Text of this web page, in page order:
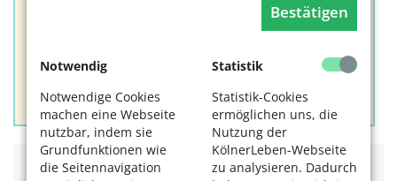
Bestätigen
Notwendig
Notwendige Cookies
machen eine Webseite
nutzbar, indem sie
Grundfunktionen wie
die Seitennavigation
Statistik
Statistik-Cookies
ermöglichen uns, die
Nutzung der
KölnerLeben-Webseite
zu analysieren. Dadurch
: Rechnen Sie mit
Verkehrsteilnehmern, die Ihre
Geschwindigkeit unterschätzen! Auch zu
Ihrer eigenen Sicherheit sollten Sie das
eigene Tempo nie voll ausreizen!